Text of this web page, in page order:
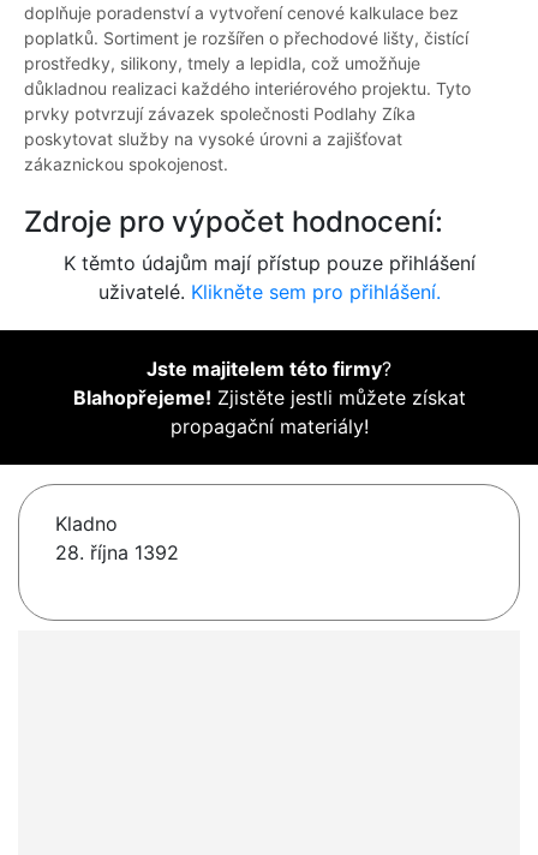
doplňuje poradenství a vytvoření cenové kalkulace bez
poplatků. Sortiment je rozšířen o přechodové lišty, čistící
prostředky, silikony, tmely a lepidla, což umožňuje
důkladnou realizaci každého interiérového projektu. Tyto
prvky potvrzují závazek společnosti Podlahy Zíka
poskytovat služby na vysoké úrovni a zajišťovat
zákaznickou spokojenost.
Zdroje pro výpočet hodnocení:
K těmto údajům mají přístup pouze přihlášení
uživatelé. Klikněte sem pro přihlášení.
Jste majitelem této firmy?
Blahopřejeme! Zjistěte jestli můžete získat
propagační materiály!
Kladno
28. října 1392